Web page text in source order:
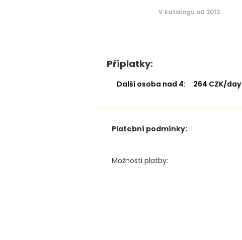
V katalogu od 2012.
Příplatky:
Další osoba nad 4: 264 CZK/day
Platební podmínky:
Možnosti platby: